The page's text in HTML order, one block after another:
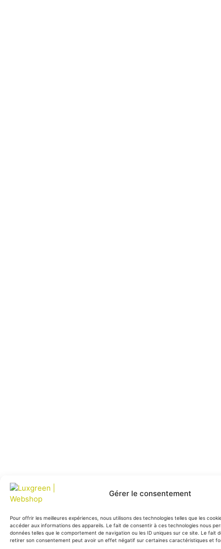
Gérer le consentement
Pour offrir les meilleures expériences, nous utilisons des technologies telles que les
accéder aux informations des appareils. Le fait de consentir à ces technologies nous
données telles que le comportement de navigation ou les ID uniques sur ce site. Le fait
retirer son consentement peut avoir un effet négatif sur certaines caractéristiques et